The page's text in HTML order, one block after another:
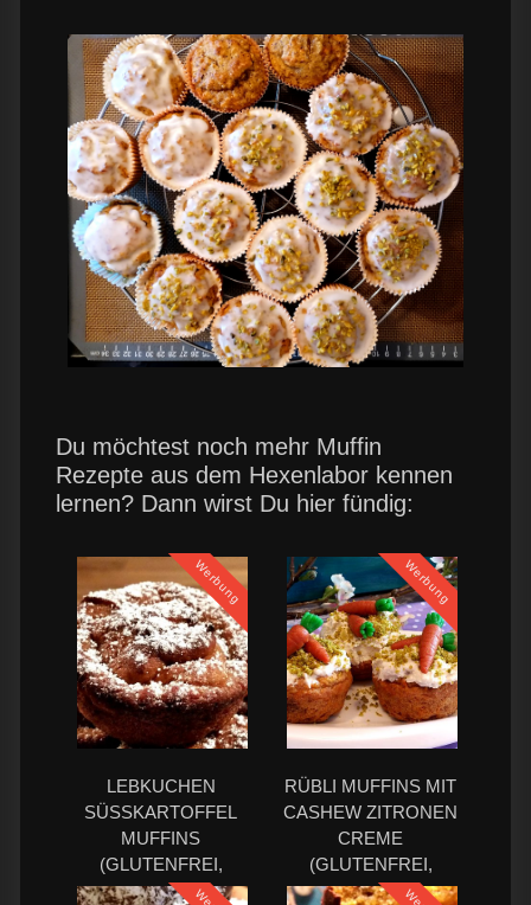
Du möchtest noch mehr Muffin
Rezepte aus dem Hexenlabor kennen
lernen? Dann wirst Du hier fündig:
Werbung
LEBKUCHEN
SÜSSKARTOFFEL M
UFFINS (
GLUTENFREI, V
EGAN)
Werbung
RÜBLI MUFFINS MIT
CASHEW ZITRONEN
CREME
(GLUTENFREI,
VEGAN)